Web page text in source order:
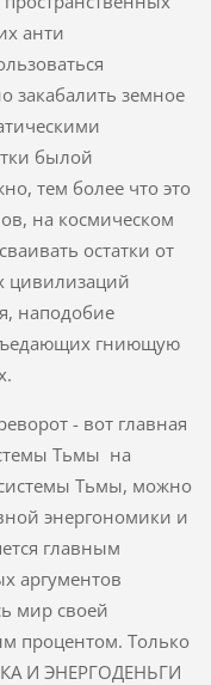
анти
закабалить земное
былой
тем более что это
на космическом
остатки от
цивилизаций
наподобие
гниющую
- вот главная
Тьмы на
Тьмы, можно
энергономики и
главным
аргументов
мир своей
процентом. Только
И ЭНЕРГОДЕНЬГИ